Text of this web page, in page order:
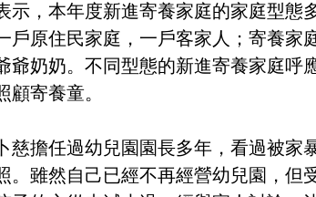
示，本年度新進寄養家庭的家庭型態
戶原住民家庭，一戶客家人；寄養家
爺奶奶。不同型態的新進寄養家庭呼
顧寄養童。
慈擔任過幼兒園園長多年，看過被家
。雖然自己已經不再經營幼兒園，但